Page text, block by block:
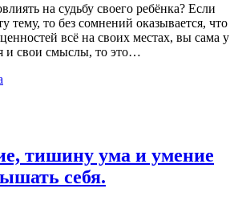
на судьбу своего ребёнка? Если
тему, то без сомнений оказывается, что
всё на своих местах, вы сама у
и свои смыслы, то это…
тишину ума и умение
себя.